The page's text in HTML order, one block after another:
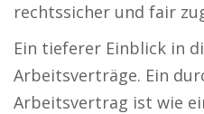
rechtssicher und fair
Ein tieferer Einblick in
Arbeitsverträge. Ein
Arbeitsvertrag ist wie